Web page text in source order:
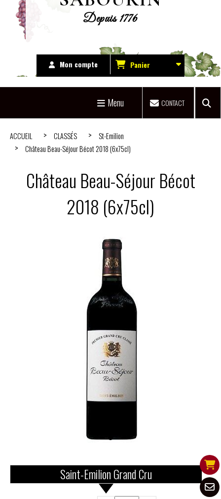
Depuis 1776
Mon compte Panier
Menu CONTACT
ACCUEIL CLASSÉS
St-Emilion
Château Beau-Séjour Bécot 2018 (6x75cl)
Château Beau-Séjour Bécot
2018 (6x75cl)
Saint-Emilion Grand Cru